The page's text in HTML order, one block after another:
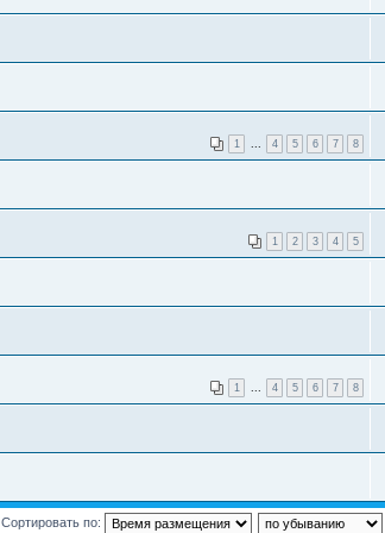
1 ... 4 5 6 7 8
1 2 3 4 5
1 ... 4 5 6 7 8
Сортировать по: